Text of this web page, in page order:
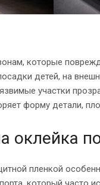
которые
детей, на
участки
форму детали,
оклейка
пленкой